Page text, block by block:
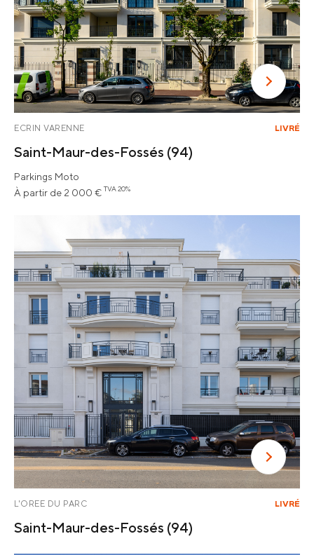
LIVRÉ
ECRIN VARENNE
Saint-Maur-des-Fossés (94)
Parkings Moto
À partir de 2 000 € TVA 20%
LIVRÉ
L'OREE DU PARC
Saint-Maur-des-Fossés (94)